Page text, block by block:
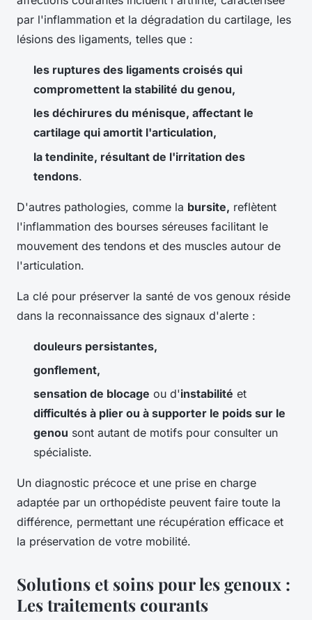
par l'inflammation et la dégradation du cartilage, les
lésions des ligaments, telles que :
les ruptures des ligaments croisés qui
compromettent la stabilité du genou,
les déchirures du ménisque, affectant le
cartilage qui amortit l'articulation,
la tendinite, résultant de l'irritation des
tendons.
D'autres pathologies, comme la bursite, reflètent
l'inflammation des bourses séreuses facilitant le
mouvement des tendons et des muscles autour de
l'articulation.
La clé pour préserver la santé de vos genoux réside
dans la reconnaissance des signaux d'alerte :
douleurs persistantes,
gonflement,
sensation de blocage ou d'instabilité et
difficultés à plier ou à supporter le poids sur le
genou sont autant de motifs pour consulter un
spécialiste.
Un diagnostic précoce et une prise en charge
adaptée par un orthopédiste peuvent faire toute la
différence, permettant une récupération efficace et
la préservation de votre mobilité.
Solutions et soins pour les genoux :
Les traitements courants